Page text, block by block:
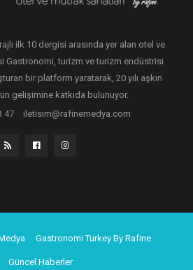
ilk 10 dergisi arasında yer alan otel ve
Gastronomi, turizm ve turizm endüstrisi
bir platform yaratarak, 20 yılı aşkın
gelişimine katkıda bulunuyor.
47
iletisim@rafinemedya.com
Gastronomi Turkey By Rafine
Güncel Haberler